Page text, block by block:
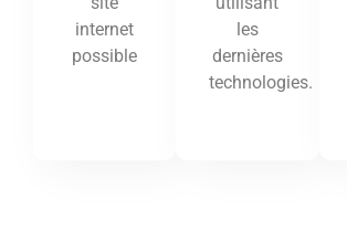
internet
possible
les
dernières
technologies.